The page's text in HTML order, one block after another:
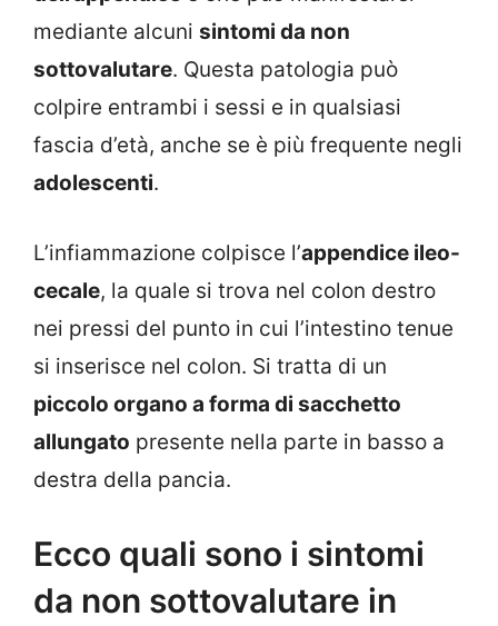
mediante alcuni sintomi da non
sottovalutare. Questa patologia può
colpire entrambi i sessi e in qualsiasi
fascia d’età, anche se è più frequente negli
adolescenti.
L’infiammazione colpisce l’appendice ileo-
cecale, la quale si trova nel colon destro
nei pressi del punto in cui l’intestino tenue
si inserisce nel colon. Si tratta di un
piccolo organo a forma di sacchetto
allungato presente nella parte in basso a
destra della pancia.
Ecco quali sono i sintomi
da non sottovalutare in